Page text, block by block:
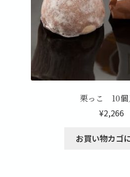
栗っこ 10個
¥2,266
お買い物カゴ